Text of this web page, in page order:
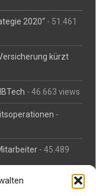
2020“ - 51.461
kürzt
- 46.663 views
-
- 45.489
views